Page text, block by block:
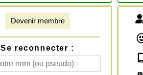
Devenir membre
Se reconnecter :